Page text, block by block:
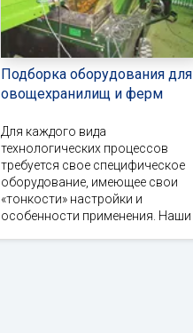
Подборка оборудования для
овощехранилищ и ферм
Для каждого вида
технологических процессов
требуется свое специфическое
оборудование, имеющее свои
«тонкости» настройки и
особенности применения. Наши